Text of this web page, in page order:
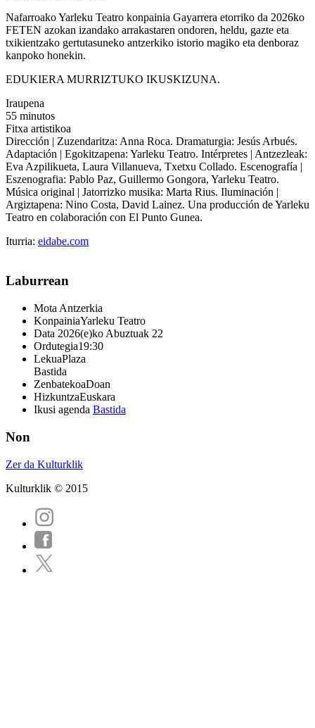
Nafarroako Yarleku Teatro konpainia Gayarrera etorriko da 2026ko
FETEN azokan izandako arrakastaren ondoren, heldu, gazte eta
txikientzako gertutasuneko antzerkiko istorio magiko eta denboraz
kanpoko honekin.
EDUKIERA MURRIZTUKO IKUSKIZUNA.
Iraupena
55 minutos
Fitxa artistikoa
Dirección | Zuzendaritza: Anna Roca. Dramaturgia: Jesús Arbués.
Adaptación | Egokitzapena: Yarleku Teatro. Intérpretes | Antzezleak:
Eva Azpilikueta, Laura Villanueva, Txetxu Collado. Escenografía |
Eszenografia: Pablo Paz, Guillermo Gongora, Yarleku Teatro.
Música original | Jatorrizko musika: Marta Rius. Iluminación |
Argiztapena: Nino Costa, David Lainez. Una producción de Yarleku
Teatro en colaboración con El Punto Gunea.
Iturria: eidabe.com
Laburrean
Mota Antzerkia
KonpainiaYarleku Teatro
Data 2026(e)ko Abuztuak 22
Ordutegia19:30
LekuaPlaza
Bastida
ZenbatekoaDoan
HizkuntzaEuskara
Ikusi agenda Bastida
Non
Zer da Kulturklik
Kulturklik © 2015